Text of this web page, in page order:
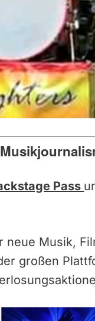
Pass
neue Musik,
großen